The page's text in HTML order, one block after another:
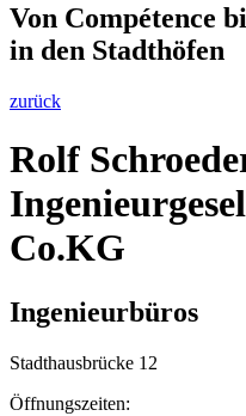
Von Compétence
in den Stadthöfen
zurück
Rolf
Co.KG
Ingenieurbüros
Stadthausbrücke 12
Öffnungszeiten: